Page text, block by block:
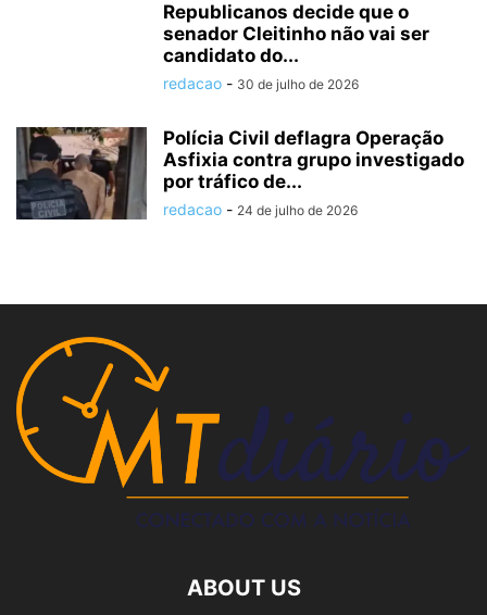
Republicanos decide que o
senador Cleitinho não vai ser
candidato do...
redacao - 30 de julho de 2026
Polícia Civil deflagra Operação
Asfixia contra grupo investigado
por tráfico de...
redacao - 24 de julho de 2026
ABOUT US